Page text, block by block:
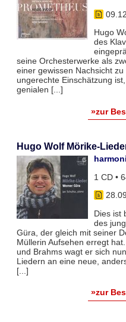
Hugo
des
seine Orchesterwerke als
einer gewissen Nachsicht
ungerechte Einschätzung
genialen [...]
»zur
Hugo Wolf Mörike-
1 CD •
Dies ist
des
Güra, der gleich mit seiner
Müllerin Aufsehen erregt
und Brahms wagt er sich
Liedern an eine neue,
[...]
»zur